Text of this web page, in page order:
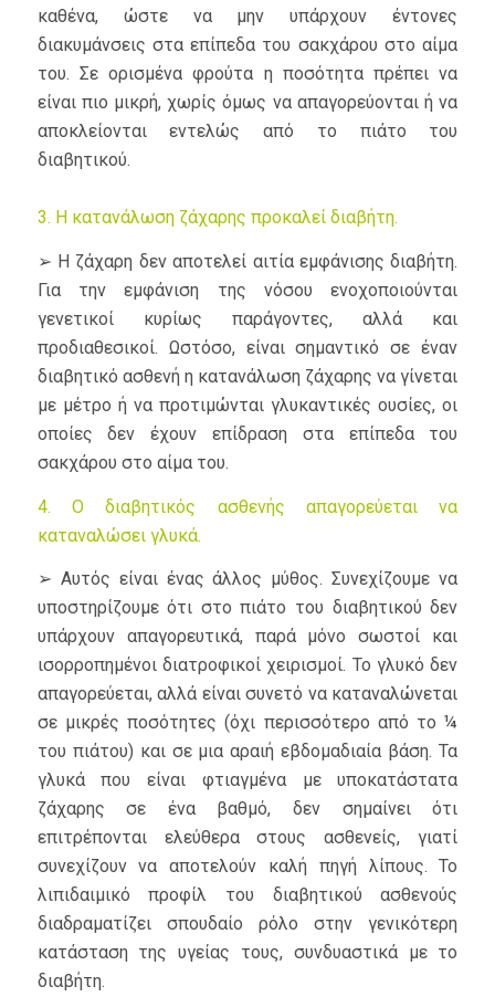
καθένα, ώστε να μην υπάρχουν έντονες
διακυμάνσεις στα επίπεδα του σακχάρου στο αίμα
του. Σε ορισμένα φρούτα η ποσότητα πρέπει να
είναι πιο μικρή, χωρίς όμως να απαγορεύονται ή να
αποκλείονται εντελώς από το πιάτο του
διαβητικού.
3. Η κατανάλωση ζάχαρης προκαλεί διαβήτη.
➢ Η ζάχαρη δεν αποτελεί αιτία εμφάνισης διαβήτη.
Για την εμφάνιση της νόσου ενοχοποιούνται
γενετικοί κυρίως παράγοντες, αλλά και
προδιαθεσικοί. Ωστόσο, είναι σημαντικό σε έναν
διαβητικό ασθενή η κατανάλωση ζάχαρης να γίνεται
με μέτρο ή να προτιμώνται γλυκαντικές ουσίες, οι
οποίες δεν έχουν επίδραση στα επίπεδα του
σακχάρου στο αίμα του.
4. Ο διαβητικός ασθενής απαγορεύεται να
καταναλώσει γλυκά.
➢ Αυτός είναι ένας άλλος μύθος. Συνεχίζουμε να
υποστηρίζουμε ότι στο πιάτο του διαβητικού δεν
υπάρχουν απαγορευτικά, παρά μόνο σωστοί και
ισορροπημένοι διατροφικοί χειρισμοί. Το γλυκό δεν
απαγορεύεται, αλλά είναι συνετό να καταναλώνεται
σε μικρές ποσότητες (όχι περισσότερο από το ¼
του πιάτου) και σε μια αραιή εβδομαδιαία βάση. Τα
γλυκά που είναι φτιαγμένα με υποκατάστατα
ζάχαρης σε ένα βαθμό, δεν σημαίνει ότι
επιτρέπονται ελεύθερα στους ασθενείς, γιατί
συνεχίζουν να αποτελούν καλή πηγή λίπους. Το
λιπιδαιμικό προφίλ του διαβητικού ασθενούς
διαδραματίζει σπουδαίο ρόλο στην γενικότερη
κατάσταση της υγείας τους, συνδυαστικά με το
διαβήτη.